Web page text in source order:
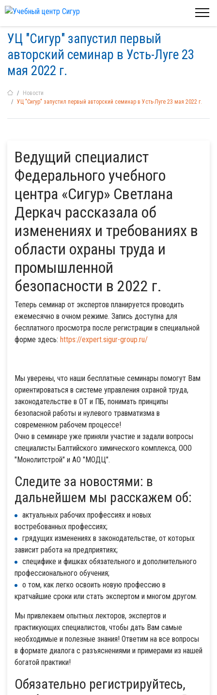
УЦ "Сигур" запустил первый
авторский семинар в Усть-Луге 23
мая 2022 г.
Новости
УЦ "Сигур" запустил первый авторский семинар в Усть-Луге 23 мая 2022 г.
Ведущий специалист
Федерального учебного
центра «Сигур» Светлана
Деркач рассказала об
изменениях и требованиях в
области охраны труда и
промышленной
безопасности в 2022 г.
Теперь семинар от экспертов планируется проводить
ежемесячно в очном режиме. Запись доступна для
бесплатного просмотра после регистрации в специальной
форме здесь: https://expert.sigur-group.ru/
Мы уверены, что наши бесплатные семинары помогут Вам
ориентироваться в системе управления охраной труда,
законодательстве в ОТ и ПБ, понимать принципы
безопасной работы и нулевого травматизма в
современном рабочем процессе!
Очно в семинаре уже приняли участие и задали вопросы
специалисты Балтийского химического комплекса, ООО
"Монолитстрой" и АО "МОДЦ".
Следите за новостями: в
дальнейшем мы расскажем об:
актуальных рабочих профессиях и новых
востребованных профессиях;
грядущих изменениях в законодательстве, от которых
зависит работа на предприятиях;
специфике и фишках обязательного и дополнительного
профессионального обучения;
о том, как легко освоить новую профессию в
кратчайшие сроки или стать экспертом и многом другом.
Мы привлекаем опытных лекторов, экспертов и
практикующих специалистов, чтобы дать Вам самые
необходимые и полезные знания! Ответим на все вопросы
в формате диалога с разъяснениями и примерами из нашей
богатой практики!
Обязательно регистрируйтесь,